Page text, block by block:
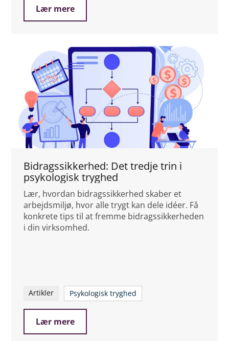
Lær mere
Bidragssikkerhed: Det tredje trin i
psykologisk tryghed
Lær, hvordan bidragssikkerhed skaber et
arbejdsmiljø, hvor alle trygt kan dele idéer. Få
konkrete tips til at fremme bidragssikkerheden
i din virksomhed.
Artikler Psykologisk tryghed
Lær mere